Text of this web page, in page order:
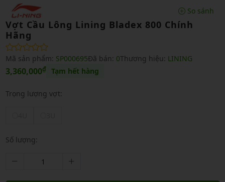
So sánh
Vợt Cầu Lông Lining Bladex 800 Chính
Hãng
Mã sản phẩm: SP000695Đã bán: 0Thương hiệu: LINING
3,360,000₫ Tạm hết hàng
Trọng lượng vợt:
Số lượng: